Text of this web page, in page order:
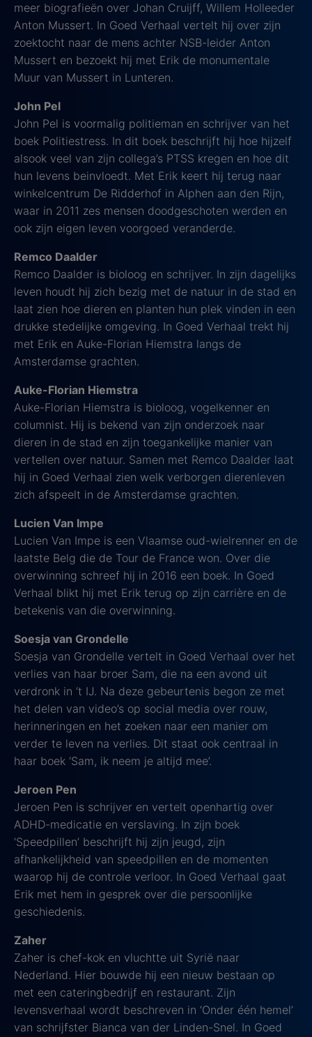
meer biografieën over Johan Cruijff, Willem Holleeder
Anton Mussert. In Goed Verhaal vertelt hij over zijn
zoektocht naar de mens achter NSB-leider Anton
Mussert en bezoekt hij met Erik de monumentale
Muur van Mussert in Lunteren.
John Pel
John Pel is voormalig politieman en schrijver van het
boek Politiestress. In dit boek beschrijft hij hoe hijzelf
alsook veel van zijn collega’s PTSS kregen en hoe dit
hun levens beinvloedt. Met Erik keert hij terug naar
winkelcentrum De Ridderhof in Alphen aan den Rijn,
waar in 2011 zes mensen doodgeschoten werden en
ook zijn eigen leven voorgoed veranderde.
Remco Daalder
Remco Daalder is bioloog en schrijver. In zijn dagelijks
leven houdt hij zich bezig met de natuur in de stad en
laat zien hoe dieren en planten hun plek vinden in een
drukke stedelijke omgeving. In Goed Verhaal trekt hij
met Erik en Auke-Florian Hiemstra langs de
Amsterdamse grachten.
Auke-Florian Hiemstra
Auke-Florian Hiemstra is bioloog, vogelkenner en
columnist. Hij is bekend van zijn onderzoek naar
dieren in de stad en zijn toegankelijke manier van
vertellen over natuur. Samen met Remco Daalder laat
hij in Goed Verhaal zien welk verborgen dierenleven
zich afspeelt in de Amsterdamse grachten.
Lucien Van Impe
Lucien Van Impe is een Vlaamse oud-wielrenner en de
laatste Belg die de Tour de France won. Over die
overwinning schreef hij in 2016 een boek. In Goed
Verhaal blikt hij met Erik terug op zijn carrière en de
betekenis van die overwinning.
Soesja van Grondelle
Soesja van Grondelle vertelt in Goed Verhaal over het
verlies van haar broer Sam, die na een avond uit
verdronk in ‘t IJ. Na deze gebeurtenis begon ze met
het delen van video’s op social media over rouw,
herinneringen en het zoeken naar een manier om
verder te leven na verlies. Dit staat ook centraal in
haar boek ‘Sam, ik neem je altijd mee’.
Jeroen Pen
Jeroen Pen is schrijver en vertelt openhartig over
ADHD-medicatie en verslaving. In zijn boek
‘Speedpillen’ beschrijft hij zijn jeugd, zijn
afhankelijkheid van speedpillen en de momenten
waarop hij de controle verloor. In Goed Verhaal gaat
Erik met hem in gesprek over die persoonlijke
geschiedenis.
Zaher
Zaher is chef-kok en vluchtte uit Syrië naar
Nederland. Hier bouwde hij een nieuw bestaan op
met een cateringbedrijf en restaurant. Zijn
levensverhaal wordt beschreven in ‘Onder één hemel’
van schrijfster Bianca van der Linden-Snel. In Goed